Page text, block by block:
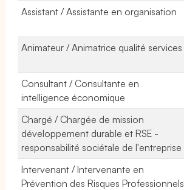
Assistant / Assistante en organisation
Animateur / Animatrice qualité services
Consultant / Consultante en
intelligence économique
Chargé / Chargée de mission
développement durable et RSE -
responsabilité sociétale de l'entreprise
Intervenant / Intervenante en
Prévention des Risques Professionnels